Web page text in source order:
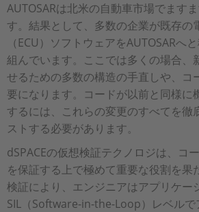
AUTOSARは北米の自動車市場でます
す。結果として、多数の企業が既存の
（ECU）ソフトウェアをAUTOSARへ
組んでいます。ここでは多くの場合、
せるための多数の構造の手直しや、コ
要になります。コードが以前と同様に
するには、これらの変更のすべてを徹
ストする必要があります。
dSPACEの仮想検証テクノロジは、コ
を保証する上で極めて重要な役割を果
検証により、エンジニアはアプリケー
SIL（Software-in-the-Loop）レベルで